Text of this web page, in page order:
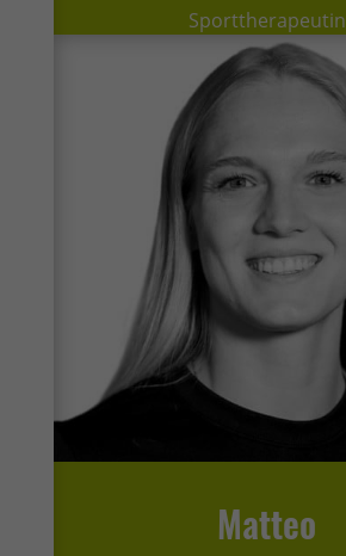
Sporttherapeutin
Matteo